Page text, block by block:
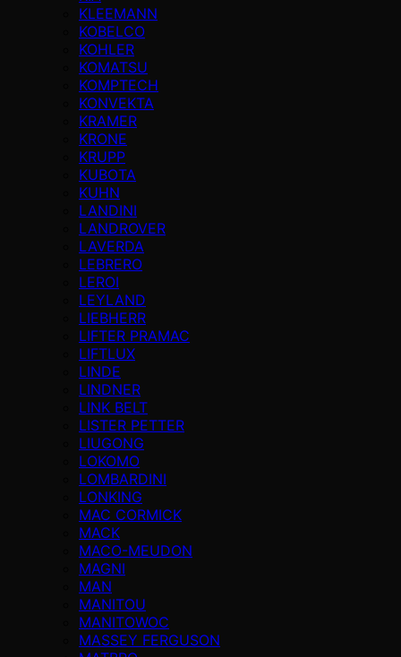
KLEEMANN
KOBELCO
KOHLER
KOMATSU
KOMPTECH
KONVEKTA
KRAMER
KRONE
KRUPP
KUBOTA
KUHN
LANDINI
LANDROVER
LAVERDA
LEBRERO
LEROI
LEYLAND
LIEBHERR
LIFTER PRAMAC
LIFTLUX
LINDE
LINDNER
LINK BELT
LISTER PETTER
LIUGONG
LOKOMO
LOMBARDINI
LONKING
MAC CORMICK
MACK
MACO-MEUDON
MAGNI
MAN
MANITOU
MANITOWOC
MASSEY FERGUSON